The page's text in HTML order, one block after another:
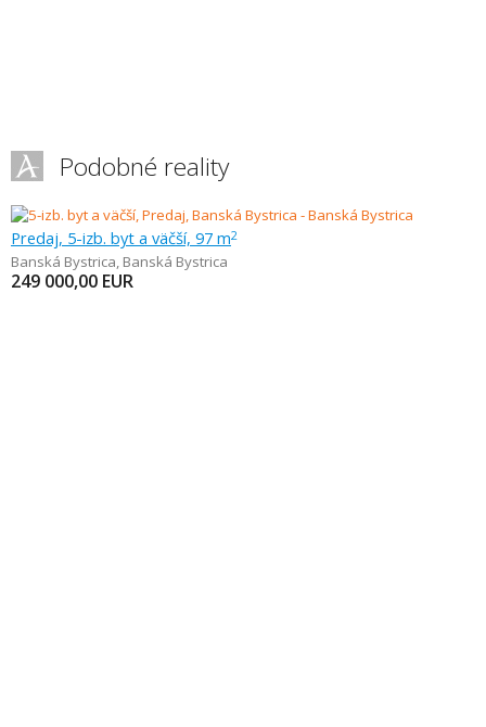
Podobné reality
Predaj, 5-izb. byt a väčší, 97 m2
Banská Bystrica, Banská Bystrica
249 000,00 EUR